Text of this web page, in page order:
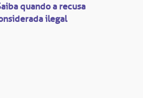
quando a recusa
ilegal